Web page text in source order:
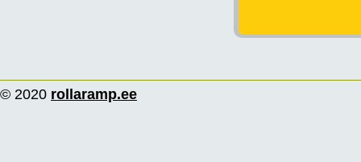
© 2020 rollaramp.ee